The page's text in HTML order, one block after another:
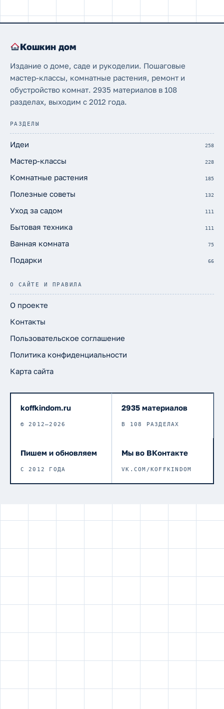
Кошкин дом
Издание о доме, саде и рукоделии. Пошаговые
мастер-классы, комнатные растения, ремонт и
обустройство комнат. 2935 материалов в 108
разделах, выходим с 2012 года.
РАЗДЕЛЫ
Идеи 258
Мастер-классы 228
Комнатные растения 185
Полезные советы 132
Уход за садом 111
Бытовая техника 111
Ванная комната 75
Подарки 66
О САЙТЕ И ПРАВИЛА
О проекте
Контакты
Пользовательское соглашение
Политика конфиденциальности
Карта сайта
koffkindom.ru
© 2012–2026
2935 материалов
В 108 РАЗДЕЛАХ
Пишем и обновляем
С 2012 ГОДА
Мы во ВКонтакте
VK.COM/KOFFKINDOM